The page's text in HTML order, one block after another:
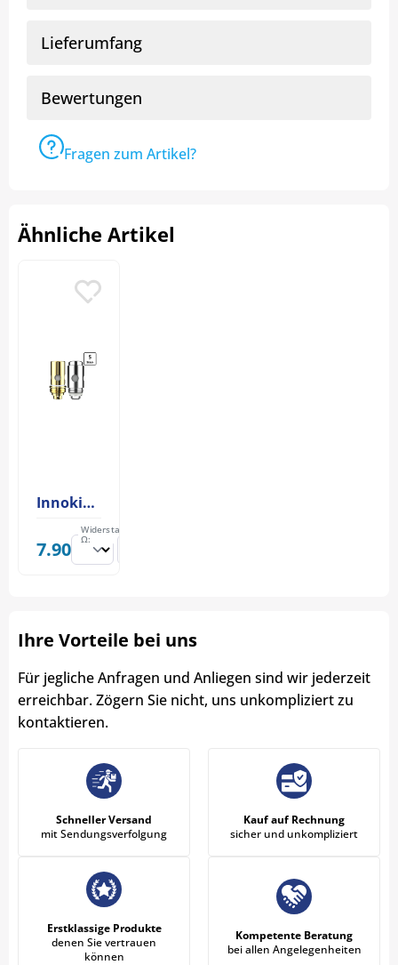
Lieferumfang
Bewertungen
Fragen zum Artikel?
Ähnliche Artikel
Innokin Sceptre Coil
7.90
Widerstand
Ω:
Ihre Vorteile bei uns
Für jegliche Anfragen und Anliegen sind wir jederzeit
erreichbar. Zögern Sie nicht, uns unkompliziert zu
kontaktieren.
Schneller Versand
mit Sendungsverfolgung
Kauf auf Rechnung
sicher und unkompliziert
Erstklassige Produkte
denen Sie vertrauen
können
Kompetente Beratung
bei allen Angelegenheiten